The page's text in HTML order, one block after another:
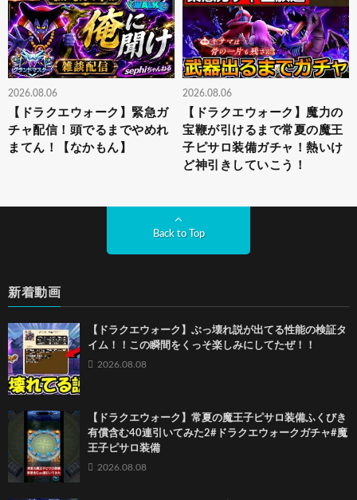
2026.08.06
【ドラクエウォーク】緊急ガ
チャ配信！頭でるまでやめれ
まてん！【なかもん】
2026.08.06
【ドラクエウォーク】魔力の
宝鞭が引けるまで常夏の魔王
子ピサロ装備ガチャ！熱いけ
ど神引きしていこう！
Back to Top
新着動画
【ドラクエウォーク】ぶっ壊れ説が出てる性能の検証タ
イム！！この瞬間をくっそ楽しみにしてたぜ！！
2026.08.08
【ドラクエウォーク】常夏の魔王子ピサロ装備ふくびき
有償含む40連引いてみた2#ドラクエウォークガチャ#魔
王子ピサロ装備
2026.08.08